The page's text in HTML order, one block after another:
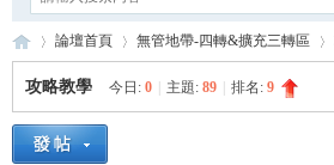
»
論壇首頁 無管地帶-四轉&擴充三轉區
攻略教學 今日: 0 主題: 89 排名: 9